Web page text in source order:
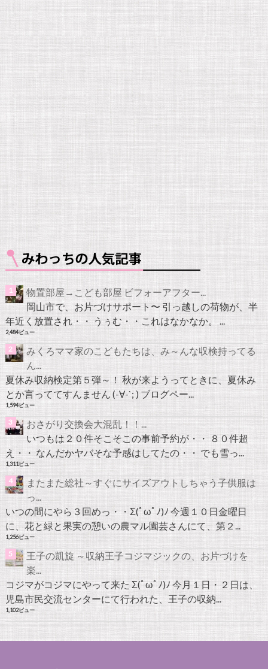
物置部屋→こども部屋 ビフォーアフター...
岡山市で、お片づけサポート〜 引っ越しの荷物が、半
年近く放置され・・ うぅむ・・これはなかなか。 ...
2,484ビュー
みくろママ家のこどもたちは、み～んな収検持ってる
ん...
夏休み収納検定第５弾～！ 秋が来ようってときに、夏休み
とか言っててすんません (-∀-`; ) ブログペー...
1,594ビュー
おさがり交換会大混乱！！...
いつもは２０件そこそこの事前予約が・・ ８０件超
え・・ なんだかヤバそな予感はしてたの・・ でも雪っ...
1,311ビュー
またまた総社～すぐにサイズアウトしちゃう子供服は
っ...
いつの間にやら３回めっ・・Σ(ﾟωﾟﾉ)ﾉ 今週１０日金曜日
に、花と緑と果実の憩いの農マル園芸さんにて、第２...
1,256ビュー
王子の凱旋 ～収納王子コジマジックの、お片づけを
楽...
コジマがコジマにやって来た Σ(ﾟωﾟﾉ)ﾉ 今月１日・２日は、
児島市民交流センターにて行われた、王子の収納...
1,102ビュー